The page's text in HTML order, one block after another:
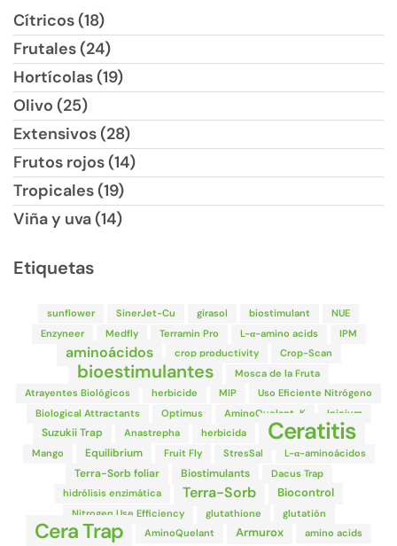
Cítricos (18)
Frutales (24)
Hortícolas (19)
Olivo (25)
Extensivos (28)
Frutos rojos (14)
Tropicales (19)
Viña y uva (14)
Etiquetas
sunflower SinerJet-Cu girasol biostimulant
NUE
Enzyneer
Medfly Terramin Pro L-α-amino acids IPM
aminoácidos crop productivity Crop-Scan
bioestimulantes
Mosca de la Fruta
Atrayentes Biológicos
herbicide MIP
Uso Eficiente Nitrógeno
Biological Attractants
Optimus AminoQuelant-K Inicium
Suzukii Trap Anastrepha herbicida Ceratitis
Mango Equilibrium Fruit Fly StresSal L-α-aminoácidos
Terra-Sorb foliar Biostimulants
Dacus Trap
hidrólisis enzimática
Terra-Sorb Biocontrol
Nitrogen Use Efficiency glutathione glutatión
Cera Trap AminoQuelant Armurox amino acids